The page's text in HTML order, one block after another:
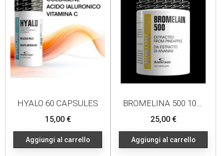
HYALO 60 CAPSULES
Prezzo
15,00 €
Aggiungi al carrello
BROMELINA 500 100 CAPSULE
Prezzo
25,00 €
Aggiungi al carrello